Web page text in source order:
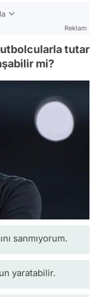
Reklam
tutar
mi?
sanmıyorum.
yaratabilir.